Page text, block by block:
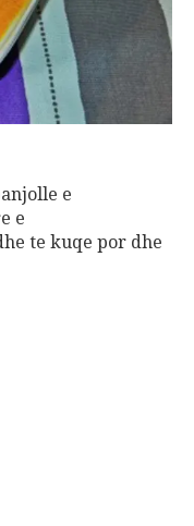
e
e
te kuqe por dhe